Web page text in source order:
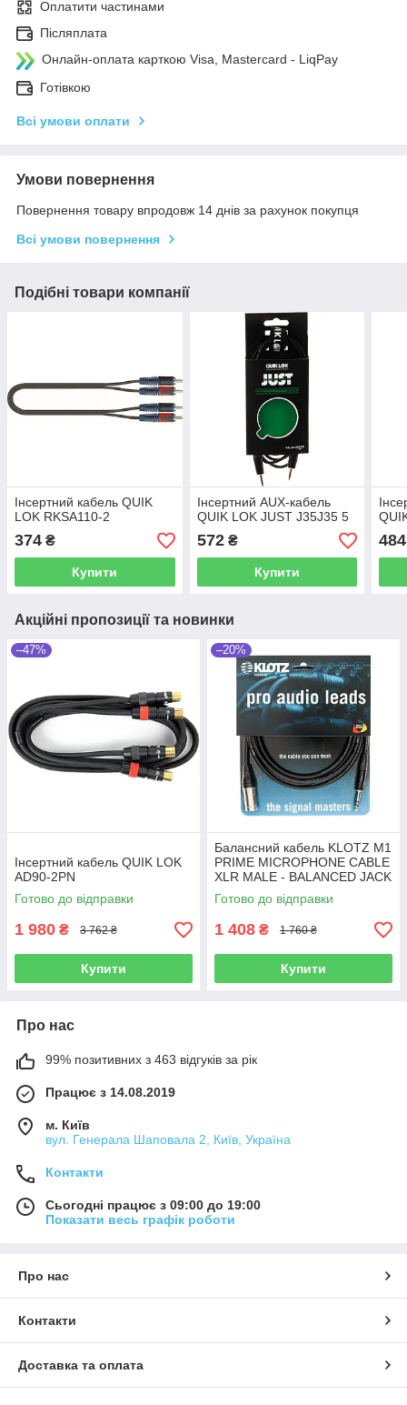
Оплатити частинами
Післяплата
Онлайн-оплата карткою Visa, Mastercard - LiqPay
Готівкою
Всі умови оплати
Умови повернення
Повернення товару впродовж 14 днів за рахунок покупця
Всі умови повернення
Подібні товари компанії
Інсертний кабель QUIK
LOK RKSA110-2
374 ₴
Купити
Інсертний AUX-кабель
QUIK LOK JUST J35J35 5
572₴
Купити
484
Акційні пропозиції та новинки
–47%
Інсертний кабель QUIK LOK
AD90-2PN
Готово до відправки
1 980 ₴ 3 762 ₴
Купити
–20%
Балансний кабель KLOTZ M1
PRIME MICROPHONE CABLE
XLR MALE - BALANCED JACK
5 M
Готово до відправки
1 408 ₴ 1 760 ₴
Купити
Про нас
99% позитивних з 463 відгуків за рік
Працює з 14.08.2019
м. Київ
вул. Генерала Шаповала 2, Київ, Україна
Контакти
Сьогодні працює з 09:00 до 19:00
Показати весь графік роботи
Про нас
Контакти
Доставка та оплата